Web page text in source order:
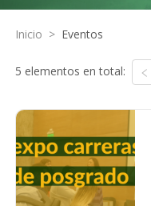
Inicio > Eventos
5 elementos en total: